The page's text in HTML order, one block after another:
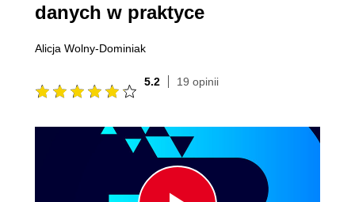
danych w praktyce
Alicja Wolny-Dominiak
5.2 19 opinii